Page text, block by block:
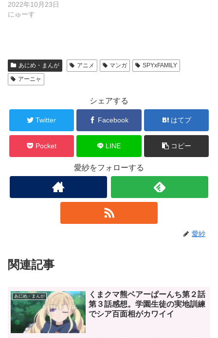
2022年10月23日
にゅーす
あにめ・まんが アニメ マンガ
SPYxFAMILY
アーニャ
シェアする
Twitter Facebook はてブ
Pocket LINE コピー
愛紗をフォローする
愛紗
関連記事
あにめ・まんが
くまクマ熊ベアーぱーんち第２話
第３話感想。学園生徒の実地訓練
でシア百面相がカワイイ